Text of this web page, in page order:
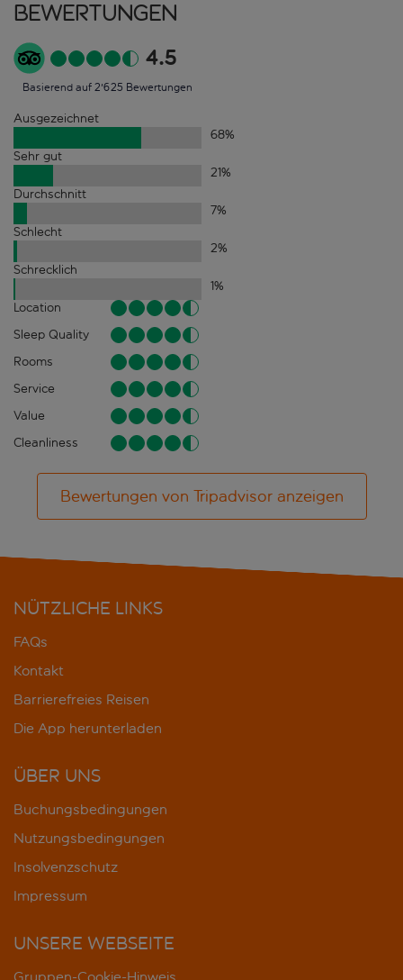
Bewertungen
4.5
Basierend auf 2'625 Bewertungen
Ausgezeichnet
68%
Sehr gut
21%
Durchschnitt
7%
Schlecht
2%
Schrecklich
1%
Location
Sleep Quality
Rooms
Service
Value
Cleanliness
Bewertungen von Tripadvisor anzeigen
NÜTZLICHE LINKS
FAQs
Kontakt
Barrierefreies Reisen
Die App herunterladen
ÜBER UNS
Buchungsbedingungen
Nutzungsbedingungen
Insolvenzschutz
Impressum
UNSERE WEBSEITE